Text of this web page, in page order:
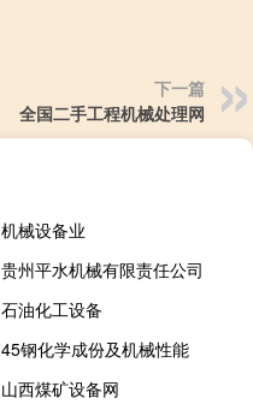
下一篇
全国二手工程机械处理网
机械设备业
贵州平水机械有限责任公司
石油化工设备
45钢化学成份及机械性能
山西煤矿设备网